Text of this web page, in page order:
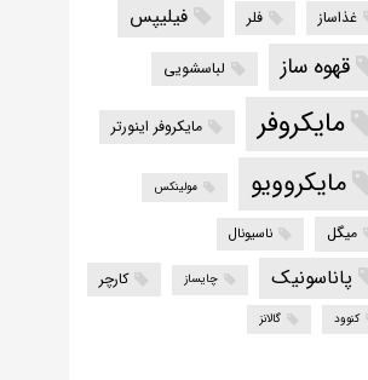
غذاساز
فلر فیلیپس
قهوه ساز لباسشویی
مایکروفر مایکروفر اینورتر
مایکروویو مولینکس
میگل ناسیونال
پاناسونیک چایساز کارچر
کنوود گالانز